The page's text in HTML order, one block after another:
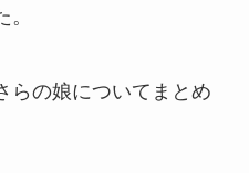
らの娘についてまとめ